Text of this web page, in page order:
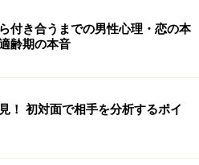
付き合うまでの男性心理・恋の本
齢期の本音
！ 初対面で相手を分析するポイ